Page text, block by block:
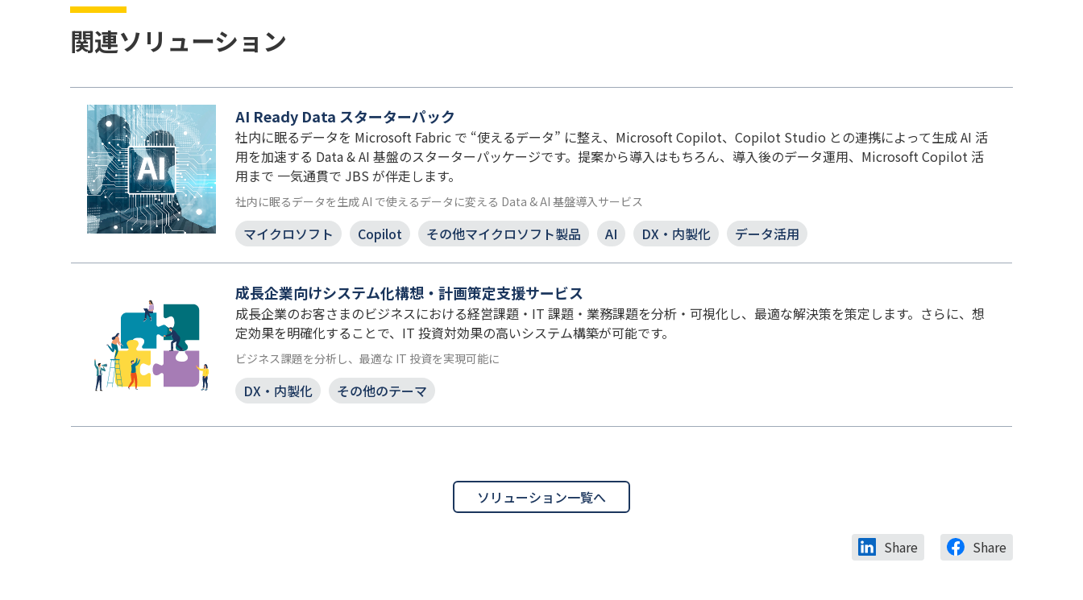
関連ソリューション
AI Ready Data スターターパック
社内に眠るデータを Microsoft Fabric で “使えるデータ” に整え、Microsoft Copilot、Copilot Studio との連携によって生成 AI 活
用を加速する Data & AI 基盤のスターターパッケージです。提案から導入はもちろん、導入後のデータ運用、Microsoft Copilot 活
用まで 一気通貫で JBS が伴走します。
社内に眠るデータを生成 AI で使えるデータに変える Data & AI 基盤導入サービス
マイクロソフト Copilot その他マイクロソフト製品 AI DX・内製化 データ活用
成長企業向けシステム化構想・計画策定支援サービス
成長企業のお客さまのビジネスにおける経営課題・IT 課題・業務課題を分析・可視化し、最適な解決策を策定します。さらに、想
定効果を明確化することで、IT 投資対効果の高いシステム構築が可能です。
ビジネス課題を分析し、最適な IT 投資を実現可能に
DX・内製化 その他のテーマ
ソリューション一覧へ
Share Share